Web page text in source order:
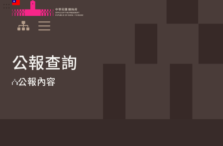
跳到主要內容
中華民國總統府
公報查詢
公報內容